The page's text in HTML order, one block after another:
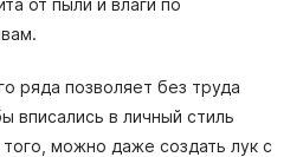
от пыли и влаги по
ряда позволяет без труда
вписались в личный стиль
можно даже создать лук с